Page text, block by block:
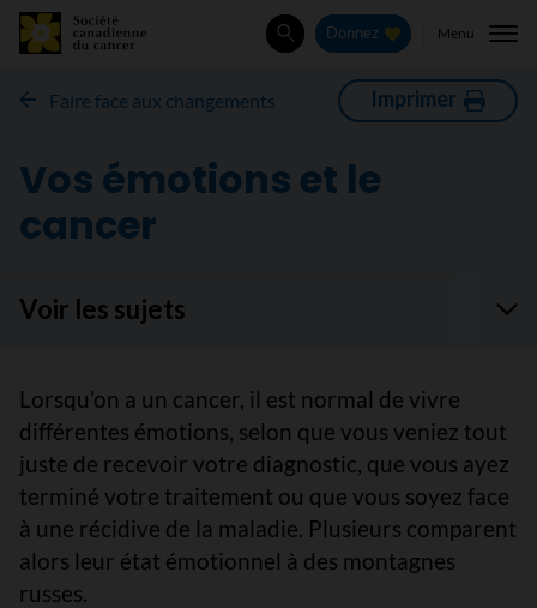
Rechercher
Donnez Menu
Faire face aux changements Imprimer
Vos émotions et le
cancer
Voir les sujets
Lorsqu’on a un cancer, il est normal de vivre
différentes émotions, selon que vous veniez tout
juste de recevoir votre diagnostic, que vous ayez
terminé votre traitement ou que vous soyez face
à une récidive de la maladie. Plusieurs comparent
alors leur état émotionnel à des montagnes
russes.